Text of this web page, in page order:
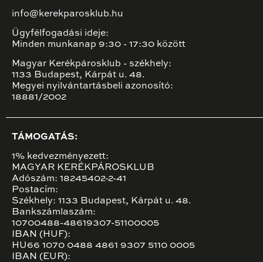
info@kerekparosklub.hu
Ügyfélfogadási ideje:
Minden munkanap 9:30 - 17:30 között
Magyar Kerékpárosklub - székhely:
1133 Budapest, Kárpát u. 48.
Megyei nyilvántartásbeli azonosító:
18881/2002
TÁMOGATÁS:
1% kedvezményezett:
MAGYAR KERÉKPÁROSKLUB
Adószám: 18245402-2-41
Postacím:
Székhely: 1133 Budapest, Kárpát u. 48.
Bankszámlaszám:
10700488-48619307-51100005
IBAN (HUF):
HU66 1070 0488 4861 9307 5110 0005
IBAN (EUR):